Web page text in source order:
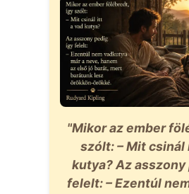
"Mikor az ember
szólt: – Mit csinál
kutya? Az
felelt: – Ezentúl